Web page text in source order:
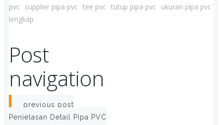
pvc
supplier pipa pvc tee pvc tutup pipa pvc
ukuran pipa pvc
lengkap
Post
navigation
previous post
Penjelasan Detail Pipa PVC